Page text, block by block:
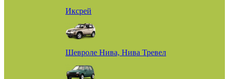
Иксрей
Шевроле Нива, Нива Тревел